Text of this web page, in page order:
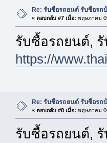
Re: รับซื้อรถยนต์ รับซื้อรถ
« ตอบกลับ #7 เมื่อ: พฤษภาคม
รับซื้อรถยนต์,
https://
Re: รับซื้อรถยนต์ รับซื้อรถ
« ตอบกลับ #8 เมื่อ: พฤษภาคม
รับซื้อรถยนต์,